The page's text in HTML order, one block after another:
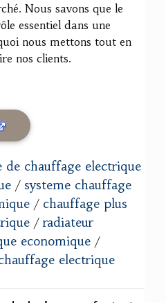
Nous savons que le
essentiel dans une
nous mettons tout en
nos clients.
de chauffage electrique
/ systeme chauffage
/ chauffage plus
/radiateur
economique /
electrique